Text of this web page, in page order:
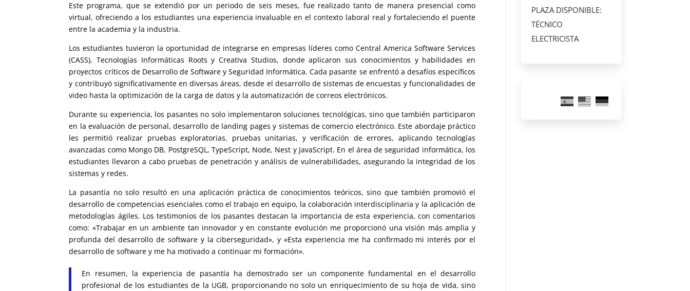
Este programa, que se extendió por un periodo de seis meses, fue realizado tanto de manera presencial como
virtual, ofreciendo a los estudiantes una experiencia invaluable en el contexto laboral real y fortaleciendo el puente
entre la academia y la industria.
Los estudiantes tuvieron la oportunidad de integrarse en empresas líderes como Central America Software Services
(CASS), Tecnologías Informáticas Roots y Creativa Studios, donde aplicaron sus conocimientos y habilidades en
proyectos críticos de Desarrollo de Software y Seguridad Informática. Cada pasante se enfrentó a desafíos específicos
y contribuyó significativamente en diversas áreas, desde el desarrollo de sistemas de encuestas y funcionalidades de
video hasta la optimización de la carga de datos y la automatización de correos electrónicos.
Durante su experiencia, los pasantes no solo implementaron soluciones tecnológicas, sino que también participaron
en la evaluación de personal, desarrollo de landing pages y sistemas de comercio electrónico. Este abordaje práctico
les permitió realizar pruebas exploratorias, pruebas unitarias, y verificación de errores, aplicando tecnologías
avanzadas como Mongo DB, PostgreSQL, TypeScript, Node, Nest y JavaScript. En el área de seguridad informática, los
estudiantes llevaron a cabo pruebas de penetración y análisis de vulnerabilidades, asegurando la integridad de los
sistemas y redes.
La pasantía no solo resultó en una aplicación práctica de conocimientos teóricos, sino que también promovió el
desarrollo de competencias esenciales como el trabajo en equipo, la colaboración interdisciplinaria y la aplicación de
metodologías ágiles. Los testimonios de los pasantes destacan la importancia de esta experiencia, con comentarios
como: «Trabajar en un ambiente tan innovador y en constante evolución me proporcionó una visión más amplia y
profunda del desarrollo de software y la ciberseguridad», y «Esta experiencia me ha confirmado mi interés por el
desarrollo de software y me ha motivado a continuar mi formación».
En resumen, la experiencia de pasantía ha demostrado ser un componente fundamental en el desarrollo
profesional de los estudiantes de la UGB, proporcionando no solo un enriquecimiento de su hoja de vida, sino
PLAZA DISPONIBLE:
TÉCNICO
ELECTRICISTA